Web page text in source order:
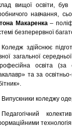
вищої освіти,
навчання,
Макаренка–
безперервної
Коледж здійснює
загальної
освіта (за
та за
Випускники коледжу
Педагогічний